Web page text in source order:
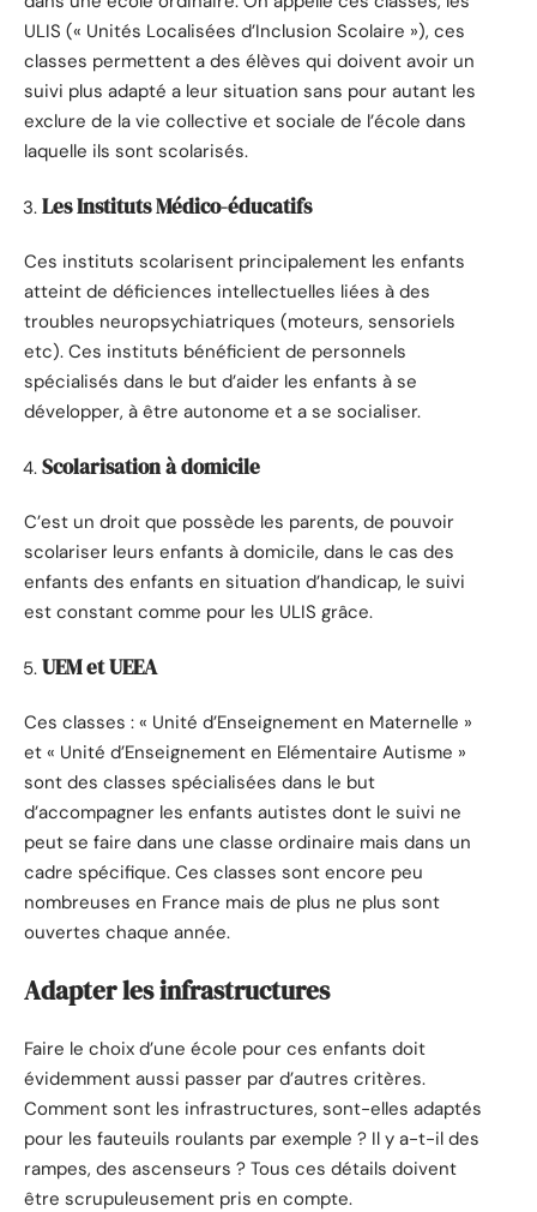
ULIS (« Unités Localisées d’Inclusion Scolaire »), ces
classes permettent a des élèves qui doivent avoir un
suivi plus adapté a leur situation sans pour autant les
exclure de la vie collective et sociale de l’école dans
laquelle ils sont scolarisés.
Les Instituts Médico-éducatifs
Ces instituts scolarisent principalement les enfants
atteint de déficiences intellectuelles liées à des
troubles neuropsychiatriques (moteurs, sensoriels
etc). Ces instituts bénéficient de personnels
spécialisés dans le but d’aider les enfants à se
développer, à être autonome et a se socialiser.
Scolarisation à domicile
C’est un droit que possède les parents, de pouvoir
scolariser leurs enfants à domicile, dans le cas des
enfants des enfants en situation d’handicap, le suivi
est constant comme pour les ULIS grâce.
UEM et UEEA
Ces classes : « Unité d’Enseignement en Maternelle »
et « Unité d’Enseignement en Elémentaire Autisme »
sont des classes spécialisées dans le but
d’accompagner les enfants autistes dont le suivi ne
peut se faire dans une classe ordinaire mais dans un
cadre spécifique. Ces classes sont encore peu
nombreuses en France mais de plus ne plus sont
ouvertes chaque année.
Adapter les infrastructures
Faire le choix d’une école pour ces enfants doit
évidemment aussi passer par d’autres critères.
Comment sont les infrastructures, sont-elles adaptés
pour les fauteuils roulants par exemple ? Il y a-t-il des
rampes, des ascenseurs ? Tous ces détails doivent
être scrupuleusement pris en compte.